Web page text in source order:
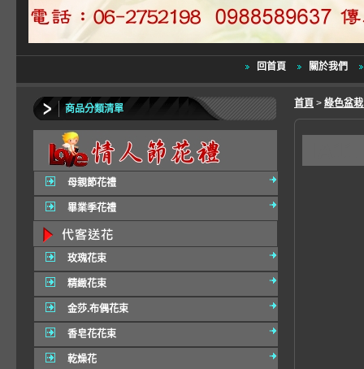
回首頁 關於我們
商品分類清單
母親節花禮
畢業季花禮
玫瑰花束
精緻花束
金莎.布偶花束
香皂花花束
乾燥花
首頁 > 綠色盆